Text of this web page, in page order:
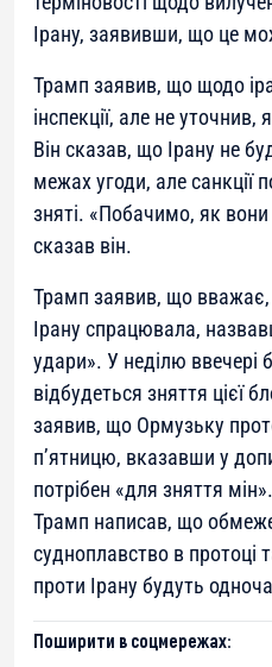
Ірану, заявивши, що це
Трамп заявив, що щодо
інспекції, але не
Він сказав, що Ірану не
межах угоди, але санкції
зняті. «Побачимо, як
сказав він.
Трамп заявив, що
Ірану спрацювала,
удари». У неділю ввечері
відбудеться зняття цієї
заявив, що Ормузьку
п’ятницю, вказавши у
потрібен «для зняття
Трамп написав, що
судноплавство в
проти Ірану будуть
Поширити в соцмережах: